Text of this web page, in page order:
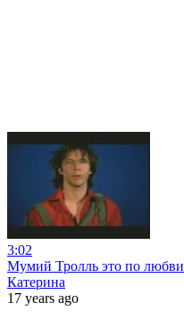
3:02
Мумий Тролль это по любви
Катерина
17 years ago